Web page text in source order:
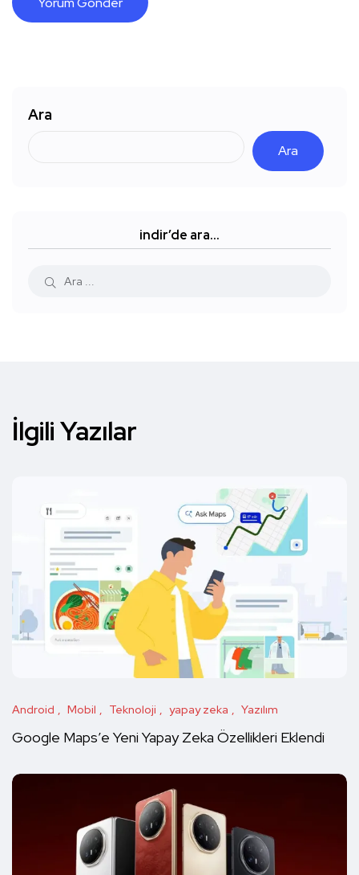
Ara
Ara
indir’de ara…
İlgili Yazılar
Android Mobil Teknoloji yapay zeka Yazılım
Google Maps’e Yeni Yapay Zeka Özellikleri Eklendi